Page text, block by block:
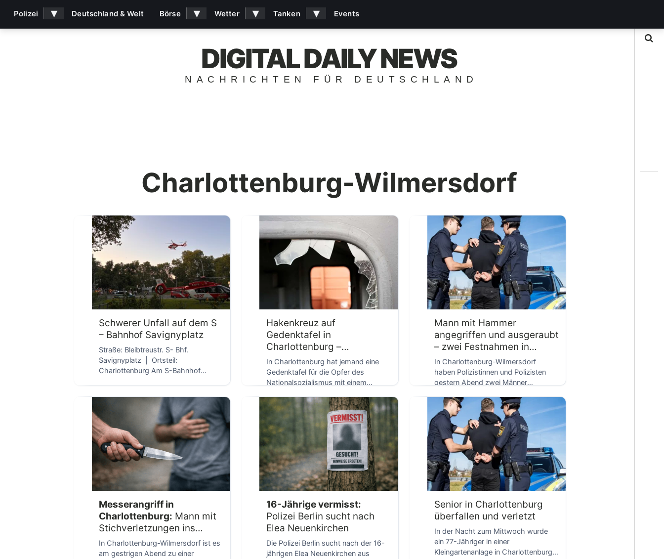
DIGITAL DAILY NEWS
NACHRICHTEN FÜR DEUTSCHLAND
Charlottenburg-Wilmersdorf
Schwerer Unfall auf dem S
– Bahnhof Savignyplatz
D
Straße: Bleibtreustr. S- Bhf.
Savignyplatz | Ortsteil:
Charlottenburg Am S-Bahnhof
Hakenkreuz auf
Gedenktafel in
Charlottenburg –
Staatsschutz ermittelt
D
In Charlottenburg hat jemand eine
Gedenktafel für die Opfer des
Nationalsozialismus mit einem
wurden am […]
Mann mit Hammer
angegriffen und ausgeraubt
– zwei Festnahmen in
Wilmersdorf
D
In Charlottenburg-Wilmersdorf
haben Polizistinnen und Polizisten
gestern Abend zwei Männer
Jährigen überfallen und ausgeraubt
haben […]
Messerangriff in
Charlottenburg: Mann mit
Stichverletzungen ins
Krankenhaus
D
In Charlottenburg-Wilmersdorf ist es
am gestrigen Abend zu einer
16-Jährige vermisst:
Polizei Berlin sucht nach
Elea Neuenkirchen
D
Die Polizei Berlin sucht nach der 16-
jährigen Elea Neuenkirchen aus
Senior in Charlottenburg
überfallen und verletzt
D
In der Nacht zum Mittwoch wurde
ein 77-Jähriger in einer
Kleingartenanlage in Charlottenburg
Polizei ▾ Deutschland & Welt Börse ▾ Wetter ▾ Tanken ▾ Events